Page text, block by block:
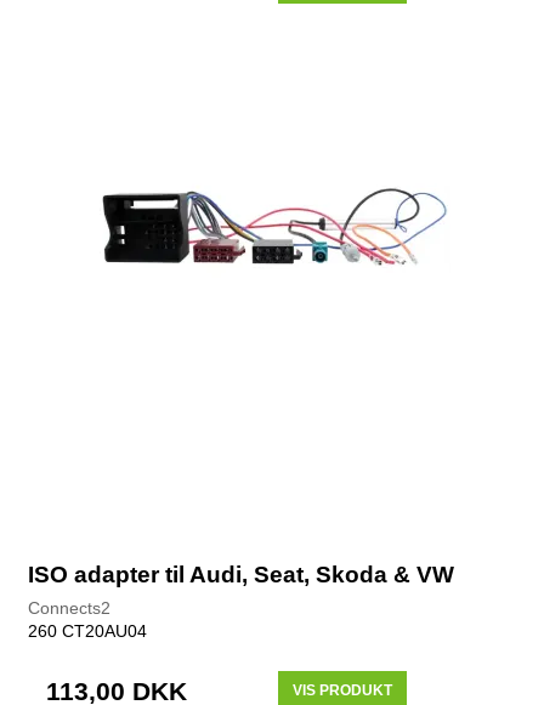
ISO adapter til Audi, Seat, Skoda & VW
Connects2
260 CT20AU04
113,00 DKK VIS PRODUKT